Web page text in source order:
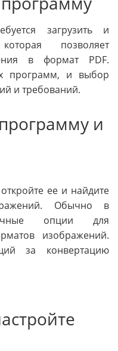
загрузить и
позволяет
в формат PDF.
программ, и выбор
и требований.
и
ее и найдите
Обычно в
опции для
изображений.
за конвертацию